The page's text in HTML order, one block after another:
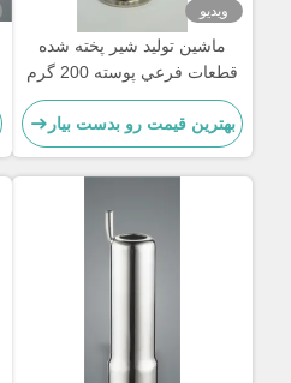
ویدیو
ماشين توليد شير پخته شده
قطعات فرعي پوسته 200 گرم
سفارشي براي كلاستر، فنجان
چاي
بهترین قیمت رو بدست بیار